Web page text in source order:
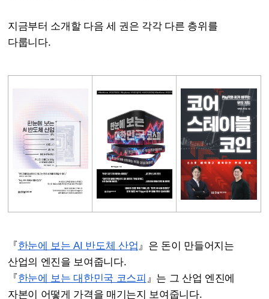
지금부터 소개할 다음 세 권은 각각 다른 층위를
다룹니다.
『한눈에 보는 AI 반도체 산업 』은 돈이 만들어지는
산업의 엔진을 보여줍니다.
『한눈에 보는 대한민국 코스피 』는 그 산업 엔진에
자본이 어떻게 가격을 매기는지 보여줍니다.